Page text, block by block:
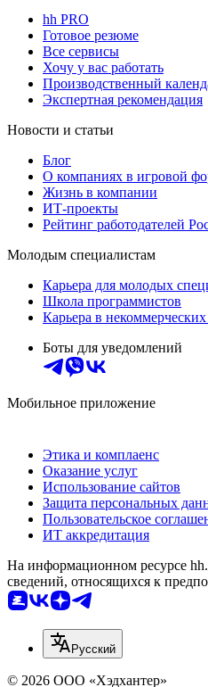
hh PRO
Готовое резюме
Все сервисы
Хочу у вас работать
Производственный
Экспертная рекомендация
Новости и статьи
Блог
О компаниях в игровой
Жизнь в компании
ИТ-проекты
Рейтинг работодателей
Молодым специалистам
Карьера для молодых
Школа программистов
Карьера в
Боты для уведомлений
Мобильное приложение
Этика и комплаенс
Оказание услуг
Использование сайтов
Защита персональных
Пользовательское
ИТ аккредитация
На информационном ресурсе
сведений, относящихся к
Русский
© 2026 ООО «Хэдхантер»